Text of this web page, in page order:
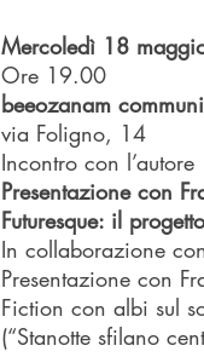
Mercoledì 18
Ore 19.00
beeozanam
via Foligno, 14
Incontro con l’autore
Presentazione con
Futuresque: il
In collaborazione
Presentazione con
Fiction con albi sul
(“Stanotte sfilano